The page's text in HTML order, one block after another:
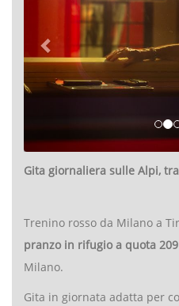
Gita giornaliera sulle Alpi,
Trenino rosso da Milano a
pranzo in rifugio a quota
Milano.
Gita in giornata adatta per